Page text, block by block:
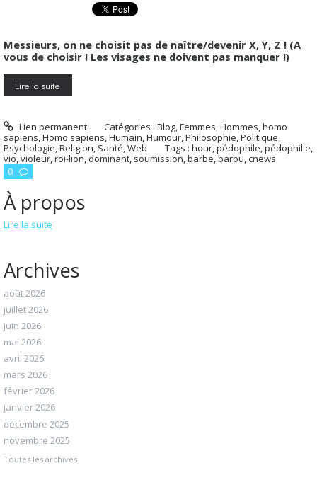
Messieurs, on ne choisit pas de naître/devenir X, Y, Z ! (A
vous de choisir ! Les visages ne doivent pas manquer !)
Lire la suite
Lien permanent Catégories :Blog ,Femmes ,Hommes, homo
sapiens Homo sapiens Humain Humour Philosophie Politique
Psychologie Religion Santé Web Tags : hour, pédophile pédophilie
vio violeur roi-lion dominant soumission barbe barbu cnews
0
À propos
Lire la suite
Archives
août 2026
juillet 2026
juin 2026
mai 2026
avril 2026
mars 2026
février 2026
janvier 2026
décembre 2025
novembre 2025
Toutes les archives